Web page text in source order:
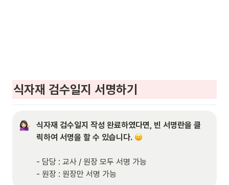
식자재 검수일지 서명하기
식자재 검수일지 작성 완료하였다면, 빈 서명란을 클
릭하여 서명을 할 수 있습니다.
- 담당 : 교사 / 원장 모두 서명 가능
- 원장 : 원장만 서명 가능